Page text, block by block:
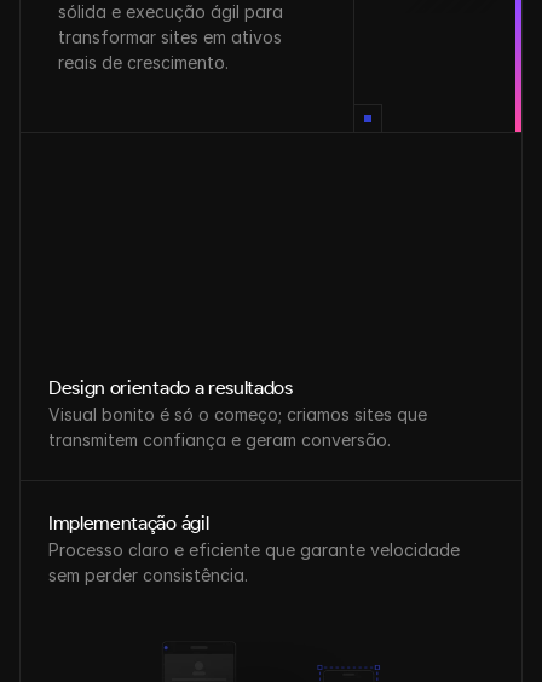
sólida e execução ágil para
transformar sites em ativos
reais de crescimento.
Design orientado a resultados
Visual bonito é só o começo; criamos sites que
transmitem confiança e geram conversão.
Implementação ágil
Processo claro e eficiente que garante velocidade
sem perder consistência.